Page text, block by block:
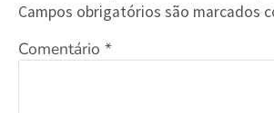
Campos obrigatórios são marcados
Comentário *